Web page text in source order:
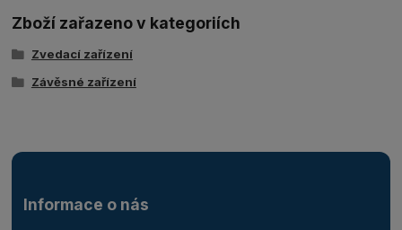
Zboží zařazeno v kategoriích
Zvedací zařízení
Závěsné zařízení
Informace o nás